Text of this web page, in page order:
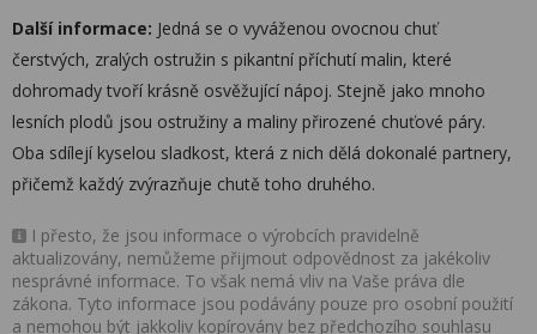
Další informace: Jedná se o vyváženou ovocnou chuť
čerstvých, zralých ostružin s pikantní příchutí malin, které
dohromady tvoří krásně osvěžující nápoj. Stejně jako mnoho
lesních plodů jsou ostružiny a maliny přirozené chuťové páry.
Oba sdílejí kyselou sladkost, která z nich dělá dokonalé partnery,
přičemž každý zvýrazňuje chutě toho druhého.
I přesto, že jsou informace o výrobcích pravidelně
aktualizovány, nemůžeme přijmout odpovědnost za jakékoliv
nesprávné informace. To však nemá vliv na Vaše práva dle
zákona. Tyto informace jsou podávány pouze pro osobní použití
a nemohou být jakkoliv kopírovány bez předchozího souhlasu